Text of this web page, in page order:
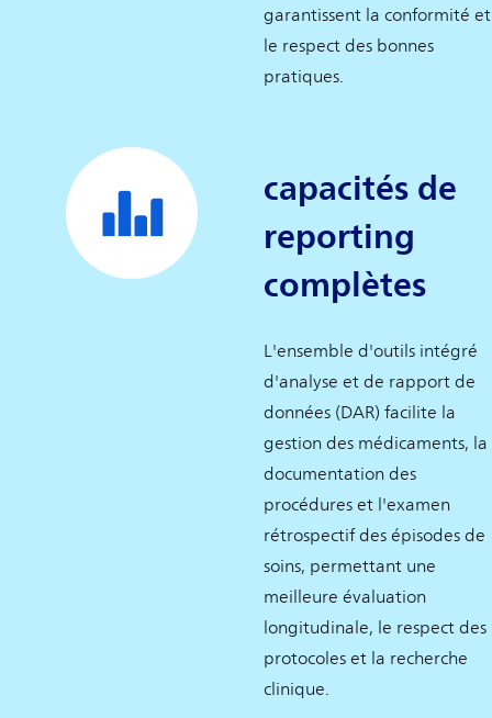
garantissent la conformité et
le respect des bonnes
pratiques.
capacités de
reporting
complètes
L'ensemble d'outils intégré
d'analyse et de rapport de
données (DAR) facilite la
gestion des médicaments, la
documentation des
procédures et l'examen
rétrospectif des épisodes de
soins, permettant une
meilleure évaluation
longitudinale, le respect des
protocoles et la recherche
clinique.